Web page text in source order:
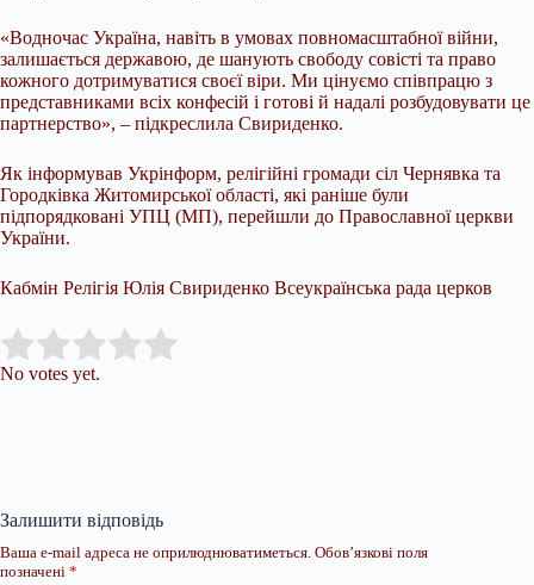
«Водночас Україна, навіть в умовах повномасштабної війни,
залишається державою, де шанують свободу совісті та право
кожного дотримуватися своєї віри. Ми цінуємо співпрацю з
представниками всіх конфесій і готові й надалі розбудовувати це
партнерство», – підкреслила Свириденко.
Як інформував Укрінформ, релігійні громади сіл Чернявка та
Городківка Житомирської області, які раніше були
підпорядковані УПЦ (МП), перейшли до Православної церкви
України.
Кабмін Релігія Юлія Свириденко Всеукраїнська рада церков
Rate this item:
No votes yet.
Залишити відповідь
Ваша e-mail адреса не оприлюднюватиметься. Обов’язкові поля
позначені *